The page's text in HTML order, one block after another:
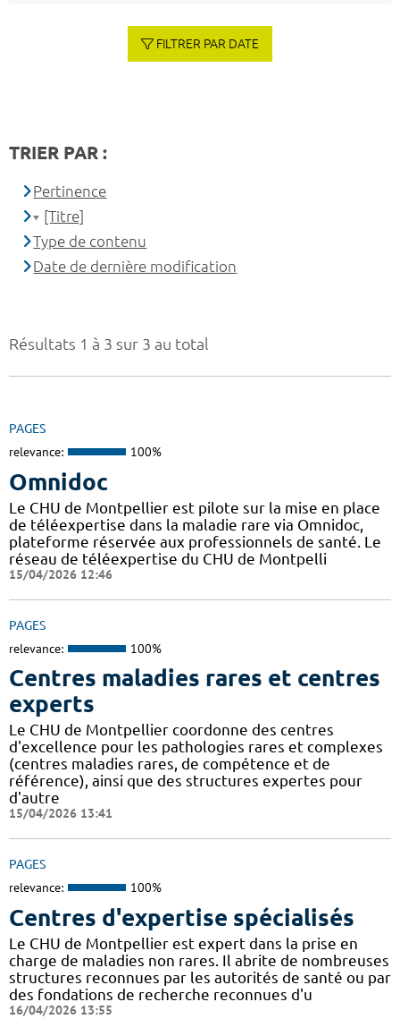
Résultats 1 à 3 sur 3 au total
PAGES
relevance: 100%
Omnidoc
Le CHU de Montpellier est pilote sur la mise en place
de téléexpertise dans la maladie rare via Omnidoc,
plateforme réservée aux professionnels de santé. Le
réseau de téléexpertise du CHU de Montpelli
15/04/2026 12:46
PAGES
relevance: 100%
Centres maladies rares et centres
experts
Le CHU de Montpellier coordonne des centres
d'excellence pour les pathologies rares et complexes
(centres maladies rares, de compétence et de
référence), ainsi que des structures expertes pour
d'autre
15/04/2026 13:41
PAGES
relevance: 100%
Centres d'expertise spécialisés
Le CHU de Montpellier est expert dans la prise en
charge de maladies non rares. Il abrite de nombreuses
structures reconnues par les autorités de santé ou par
des fondations de recherche reconnues d'u
16/04/2026 13:55
FILTRER PAR DATE
TRIER PAR :
Pertinence
[Titre]
Type de contenu
Date de dernière modification